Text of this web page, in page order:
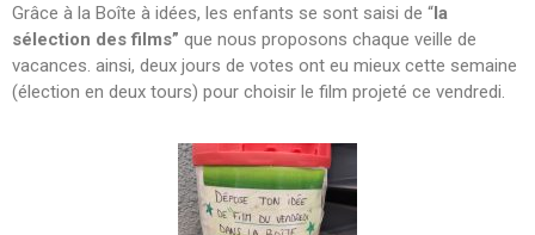
Grâce à la Boîte à idées, les enfants se sont saisi de “la
sélection des films” que nous proposons chaque veille de
vacances. ainsi, deux jours de votes ont eu mieux cette semaine
(élection en deux tours) pour choisir le film projeté ce vendredi.